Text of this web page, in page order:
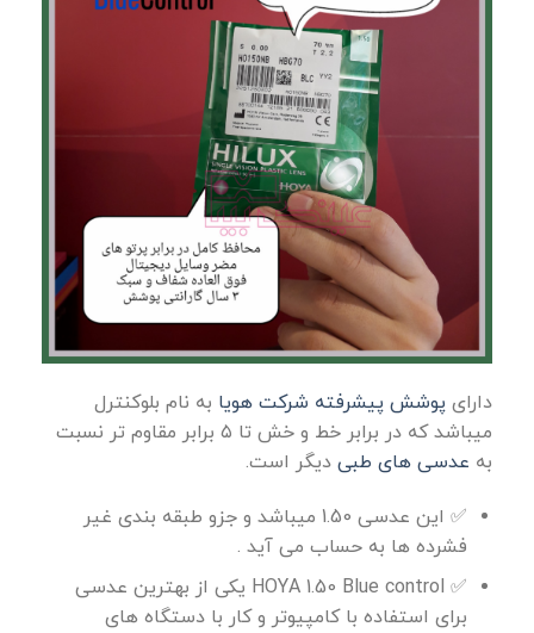
دارای پوشش پیشرفته شرکت هویا به نام بلوکنترل
میباشد که در برابر خط و خش تا ۵ برابر مقاوم تر نسبت
به عدسی های طبی دیگر است.
✅ این عدسی 1.50 میباشد و جزو طبقه بندی غیر
فشرده ها به حساب می آید .
✅ HOYA 1.50 Blue control یکی از بهترین عدسی
برای استفاده با کامپیوتر و کار با دستگاه های